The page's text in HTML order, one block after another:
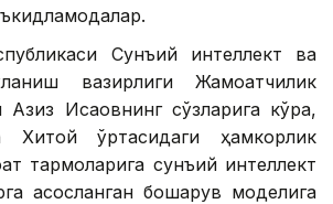
Сунъий интеллект ва
вазирлиги Жамоатчилик
Исқақовнинг сўзларига кўра,
Хитой ўртасидаги ҳамкорлик
тармоқларига сунъий интеллект
асосланган бошқарув моделига